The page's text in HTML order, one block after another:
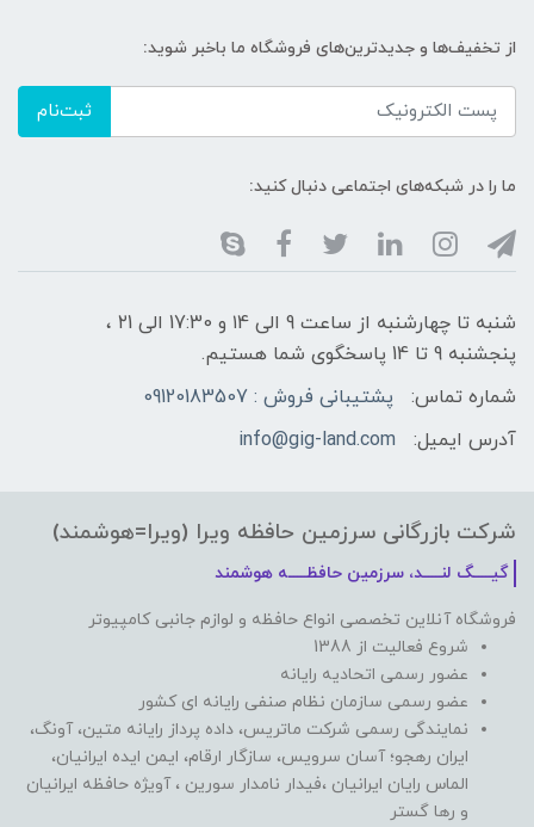
از تخفیف‌ها و جدیدترین‌های فروشگاه ما باخبر شوید:
ثبت‌نام
ما را در شبکه‌های اجتماعی دنبال کنید:
شنبه تا چهارشنبه از ساعت 9 الی ۱4 و 17:30 الی ۲1 ،
پنجشنبه 9 تا 14 پاسخگوی شما هستیم.
شماره تماس:
پشتیبانی فروش : 09120183507
آدرس ایمیل:
info@gig-land.com
شرکت بازرگانی سرزمین حافظه ویرا (ویرا=هوشمند)
گیـــــگ لنـــــد، سرزمین حافظـــــه هوشمند
فروشگاه آنلاین تخصصی انواع حافظه و لوازم جانبی کامپیوتر
شروع فعالیت از 1388
عضور رسمی اتحادیه رایانه
عضو رسمی سازمان نظام صنفی رایانه ای کشور
نمایندگی رسمی شرکت ماتریس، داده پرداز رایانه متین، آونگ،
ایران رهجو؛ آسان سرویس، سازگار ارقام، ایمن ایده ایرانیان،
الماس رایان ایرانیان ،فیدار نامدار سورین ، آویژه حافظه ایرانیان
و رها گستر